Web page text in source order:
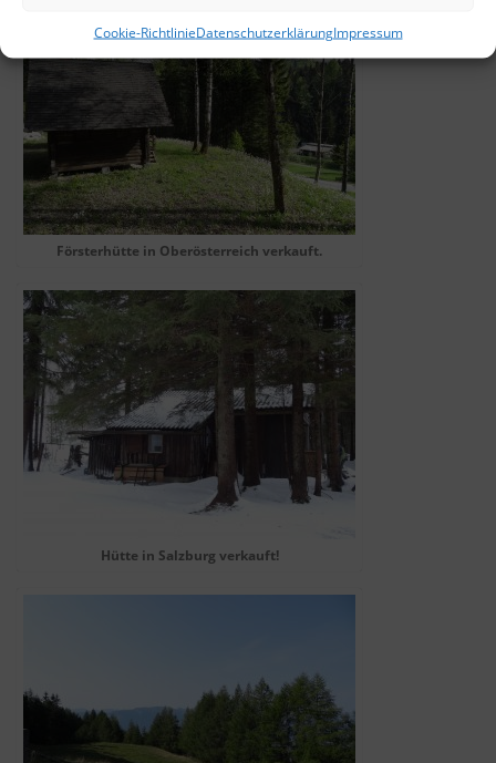
Cookie-RichtlinieDatenschutzerklärungImpressum
Försterhütte in Oberösterreich verkauft.
Hütte in Salzburg verkauft!